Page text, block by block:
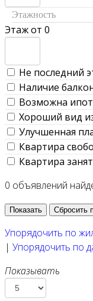
Этажность
Этаж от 0
Не последний
Наличие
Возможна
Хороший вид
Улучшенная
Квартира
Квартира
0 объявлений
Упорядочить по
| Упорядочить по
Показывать